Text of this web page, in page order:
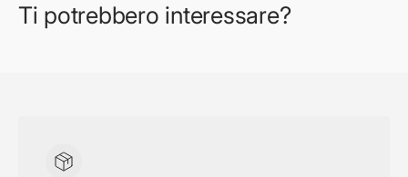
Ti potrebbero interessare?